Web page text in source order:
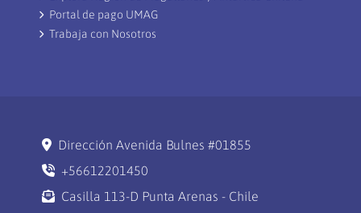
Portal de pago UMAG
Trabaja con Nosotros
Dirección Avenida Bulnes #01855
+56612201450
Casilla 113-D Punta Arenas - Chile